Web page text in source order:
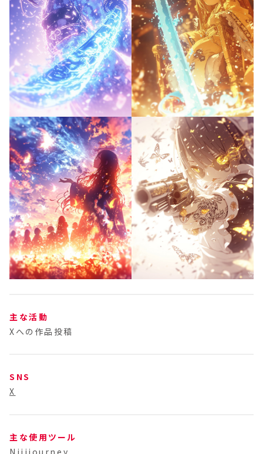
主な活動
Xへの作品投稿
SNS
X
主な使用ツール
Nijijourney